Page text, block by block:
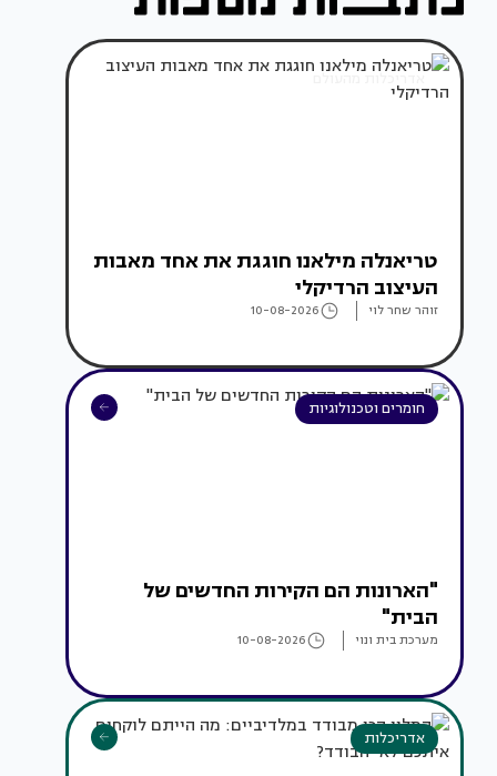
טריאנלה מילאנו חוגגת את אחד מאבות
העיצוב הרדיקלי
זוהר שחר לוי 10-08-2026
חומרים וטכנולוגיות
"הארונות הם הקירות החדשים של
הבית"
מערכת בית ונוי 10-08-2026
אדריכלות